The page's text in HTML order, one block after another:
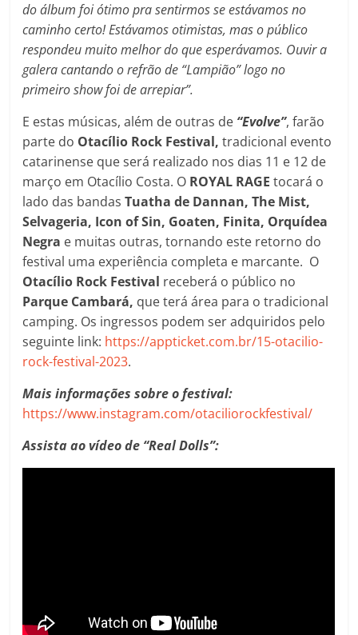
do álbum foi ótimo pra sentirmos se estávamos no
caminho certo! Estávamos otimistas, mas o público
respondeu muito melhor do que esperávamos. Ouvir a
galera cantando o refrão de “Lampião” logo no
primeiro show foi de arrepiar”.
E estas músicas, além de outras de “Evolve”, farão
parte do Otacílio Rock Festival,tradicional evento
catarinense que será realizado nos dias 11 e 12 de
março em Otacílio Costa. O ROYAL RAGEtocará o
lado das bandasTuatha de Dannan, The Mist,
Selvageria, Icon of Sin, Goaten, Finita, Orquídea
Negra e muitas outras, tornando este retorno do
festival uma experiência completa e marcante. O
Otacílio Rock Festival receberá o público no
Parque Cambará, que terá área para o tradicional
camping. Os ingressos podem ser adquiridos pelo
seguinte link: https://appticket.com.br/15-otacilio-
rock-festival-2023.
Mais informações sobre o festival:
https://www.instagram.com/otaciliorockfestival/
Assista ao vídeo de “Real Dolls”: